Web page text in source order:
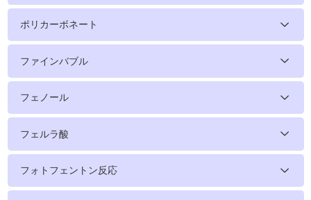
ポリカーボネート
ファインバブル
フェノール
フェルラ酸
フォトフェントン反応